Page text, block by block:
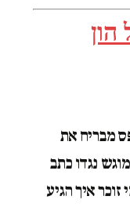
הון
מבריח את
נגדו כתב
איך הגיע